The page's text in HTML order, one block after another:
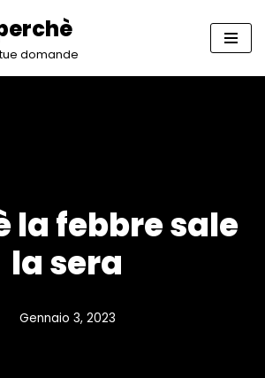
domande
la febbre sale
la sera
Gennaio 3, 2023